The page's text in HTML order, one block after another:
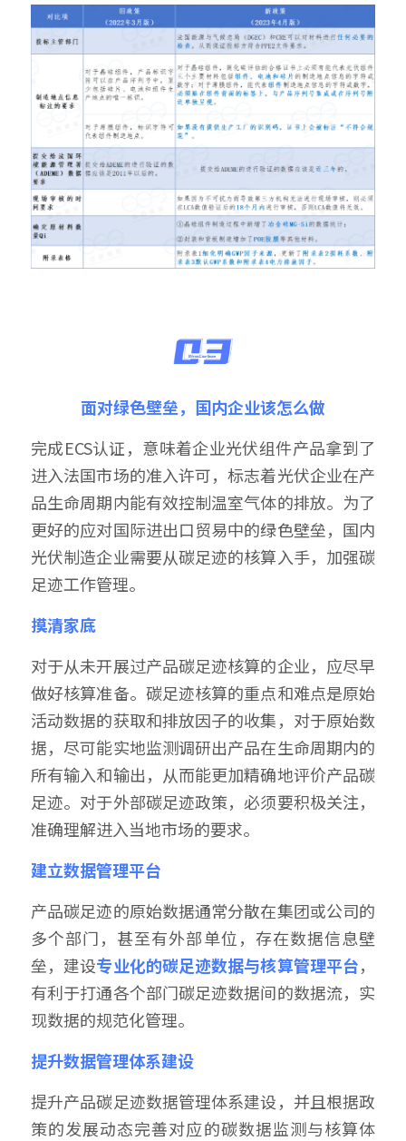
面对绿色壁垒，国内企业该怎么做
完成ECS认证，意味着企业光伏组件产品拿到了
进入法国市场的准入许可，标志着光伏企业在产
品生命周期内能有效控制温室气体的排放。为了
更好的应对国际进出口贸易中的绿色壁垒，国内
光伏制造企业需要从碳足迹的核算入手，加强碳
足迹工作管理。
摸清家底
对于从未开展过产品碳足迹核算的企业，应尽早
做好核算准备。碳足迹核算的重点和难点是原始
活动数据的获取和排放因子的收集，对于原始数
据，尽可能实地监测调研出产品在生命周期内的
所有输入和输出，从而能更加精确地评价产品碳
足迹。对于外部碳足迹政策，必须要积极关注，
准确理解进入当地市场的要求。
建立数据管理平台
产品碳足迹的原始数据通常分散在集团或公司的
多个部门，甚至有外部单位，存在数据信息壁
垒，建设专业化的碳足迹数据与核算管理平台，
有利于打通各个部门碳足迹数据间的数据流，实
现数据的规范化管理。
提升数据管理体系建设
提升产品碳足迹数据管理体系建设，并且根据政
策的发展动态完善对应的碳数据监测与核算体